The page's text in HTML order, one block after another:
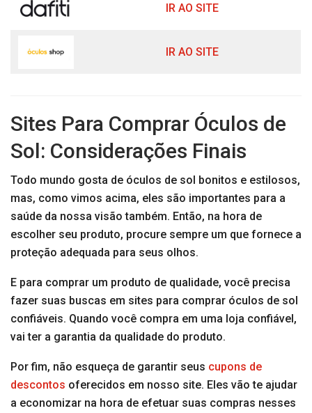
IR AO SITE
IR AO SITE
Sites Para Comprar Óculos de
Sol: Considerações Finais
Todo mundo gosta de óculos de sol bonitos e estilosos,
mas, como vimos acima, eles são importantes para a
saúde da nossa visão também. Então, na hora de
escolher seu produto, procure sempre um que fornece a
proteção adequada para seus olhos.
E para comprar um produto de qualidade, você precisa
fazer suas buscas em sites para comprar óculos de sol
confiáveis. Quando você compra em uma loja confiável,
vai ter a garantia da qualidade do produto.
Por fim, não esqueça de garantir seus cupons de
descontos oferecidos em nosso site. Eles vão te ajudar
a economizar na hora de efetuar suas compras nesses